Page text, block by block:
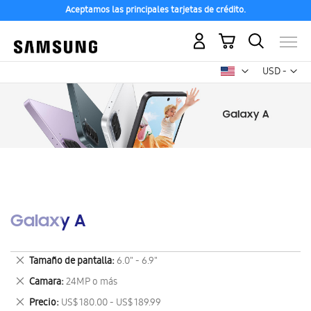
Aceptamos las principales tarjetas de crédito.
USD -
dólar
Mi carrito
Galaxy A
Tamaño de pantalla 6.0" - 6.9"
Eliminar
este
artículo
Camara 24MP o más
Eliminar
este
Precio US$ 180.00 - US$ 189.99
Eliminar